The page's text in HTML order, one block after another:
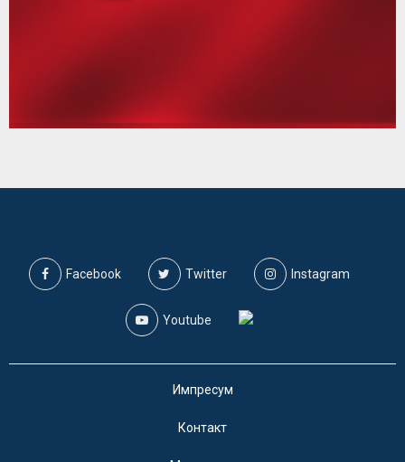
Facebook Twitter Instagram
Youtube
Импресум
Контакт